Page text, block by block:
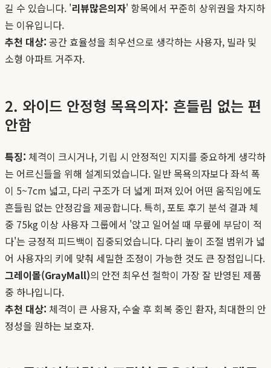
길 수 있습니다. '리뷰많은의자' 항목에서 꾸준히 상위권을 차지하
는 이유입니다.
추천 대상: 공간 효율성을 최우선으로 생각하는 사용자, 빌라 및
소형 아파트 거주자.
2. 와이드 안정형 목욕의자: 흔들림 없는 편
안함
특징: 체격이 크시거나, 기립 시 안정적인 지지를 중요하게 생각하
는 어르신들을 위해 설계되었습니다. 일반 목욕의자보다 좌석 폭
이 5~7cm 넓고, 다리 구조가 더 넓게 퍼져 있어 어떤 움직임에도
흔들림 없는 안정감을 제공합니다. 특히, 포토 후기 분석 결과 체
중 75kg 이상 사용자 그룹에서 '앉고 일어설 때 무릎에 부담이 적
다'는 긍정적 피드백이 집중되었습니다. 다리 높이 조절 범위가 넓
어 사용자의 키에 맞춰 세밀한 조정이 가능한 것도 큰 장점입니다.
그레이몰(GrayMall)의 안전 최우선 철학이 가장 잘 반영된 제품
중 하나입니다.
추천 대상: 체격이 큰 사용자, 수술 후 회복 중인 환자, 최대한의 안
정성을 원하는 보호자.